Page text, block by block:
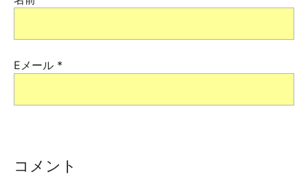
Eメール *
コメント